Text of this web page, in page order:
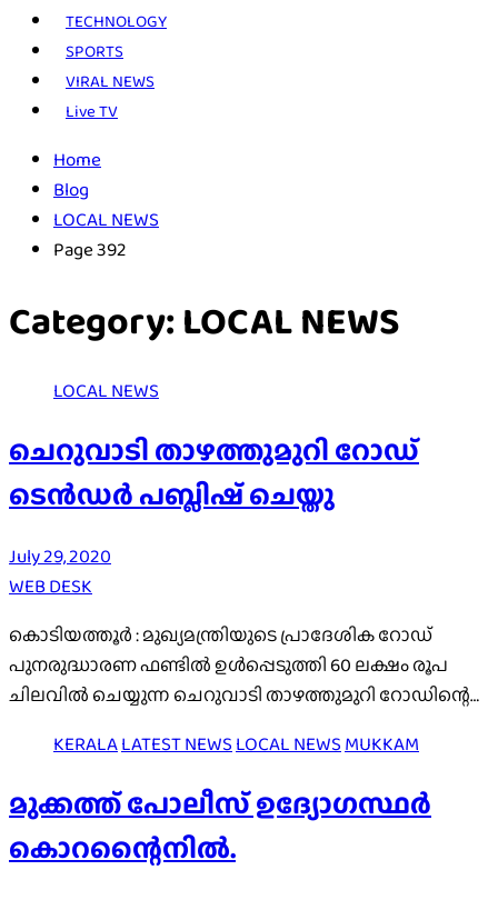
TECHNOLOGY
SPORTS
VIRAL NEWS
Live TV
Home
Blog
LOCAL NEWS
Page 392
Category:LOCAL NEWS
LOCAL NEWS
ചെറുവാടി താഴത്തുമുറി റോഡ്
ടെൻഡർ പബ്ലിഷ് ചെയ്തു
July 29, 2020
WEB DESK
കൊടിയത്തൂർ : മുഖ്യമന്ത്രിയുടെ പ്രാദേശിക റോഡ്
പുനരുദ്ധാരണ ഫണ്ടിൽ ഉൾപ്പെടുത്തി 60 ലക്ഷം രൂപ
ചിലവിൽ ചെയ്യുന്ന ചെറുവാടി താഴത്തുമുറി റോഡിന്റെ…
KERALALATEST NEWS LOCAL NEWS MUKKAM
മുക്കത്ത് പോലീസ് ഉദ്യോഗസ്ഥർ
കൊറന്റൈനിൽ.